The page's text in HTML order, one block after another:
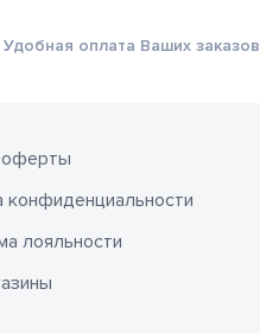
Удобная оплата Ваших
конфиденциальности
лояльности